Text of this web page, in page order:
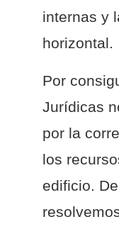
internas y
horizontal.
Por
Jurídicas
por la
los
edificio.